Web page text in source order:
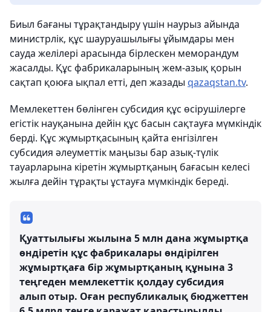
Биыл бағаны тұрақтандыру үшін наурыз айында
министрлік, құс шауруашылығы ұйымдары мен
сауда желілері арасында бірлескен меморандум
жасалды. Құс фабрикаларының жем-азық қорын
сақтап қоюға ықпал етті, деп жазады qazaqstan.tv.
Мемлекеттен бөлінген субсидия құс өсірушілерге
егістік науқанына дейін құс басын сақтауға мүмкіндік
берді. Құс жұмыртқасының қайта енгізілген
субсидия әлеуметтік маңызы бар азық-түлік
тауарларына кіретін жұмыртқаның бағасын келесі
жылға дейін тұрақты ұстауға мүмкіндік береді.
Қуаттылығы жылына 5 млн дана жұмыртқа
өндіретін құс фабрикалары өндірілген
жұмыртқаға бір жұмыртқаның құнына 3
теңгеден мемлекеттік қолдау субсидия
алып отыр. Оған республикалық бюджеттен